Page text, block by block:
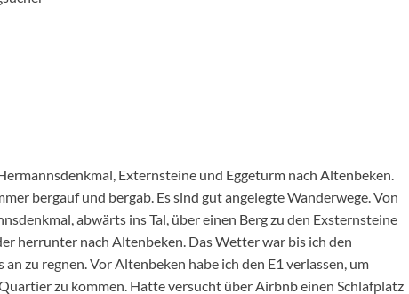
Externsteine und Eggeturm nach Altenbeken.
bergauf und bergab. Es sind gut angelegte Wanderwege. Von
abwärts ins Tal, über einen Berg zu den Exsternsteine
herrunter nach Altenbeken. Das Wetter war bis ich den
zu regnen. Vor Altenbeken habe ich den E1 verlassen, um
zu kommen. Hatte versucht über Airbnb einen Schlafplatz